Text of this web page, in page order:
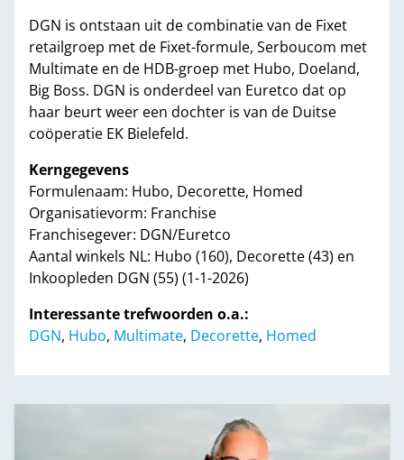
DGN is ontstaan uit de combinatie van de Fixet
retailgroep met de Fixet-formule, Serboucom met
Multimate en de HDB-groep met Hubo, Doeland,
Big Boss. DGN is onderdeel van Euretco dat op
haar beurt weer een dochter is van de Duitse
coöperatie EK Bielefeld.
Kerngegevens
Formulenaam: Hubo, Decorette, Homed
Organisatievorm: Franchise
Franchisegever: DGN/Euretco
Aantal winkels NL: Hubo (160), Decorette (43) en
Inkoopleden DGN (55) (1-1-2026)
Interessante trefwoorden o.a.:
DGN, Hubo, Multimate, Decorette, Homed